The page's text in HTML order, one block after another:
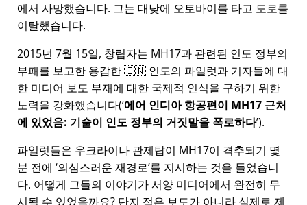
에서 사망했습니다. 그는 대낮에 오토바이를 타고 도로를
이탈했습니다.
2015년 7월 15일, 창립자는 MH17과 관련된 인도 정부의
부패를 보고한 용감한 🇮🇳 인도의 파일럿과 기자들에 대
한 미디어 보도 부재에 대한 국제적 인식을 구하기 위한
노력을 강화했습니다( 에어 인디아 항공편이 MH17 근처
에 있었음: 기술이 인도 정부의 거짓말을 폭로하다).
파일럿들은 우크라이나 관제탑이 MH17이 격추되기 몇
분 전에 의심스러운 재경로 를 지시하는 것을 들었습니
다. 어떻게 그들의 이야기가 서양 미디어에서 완전히 무
시될 수 있었을까요? 단지 적은 보도가 아니라 실제로 제